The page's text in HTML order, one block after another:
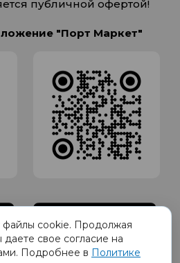
публичной офертой!
"Порт Маркет"
файлы cookie. Продолжая
даете свое согласие на
Подробнее в Политике